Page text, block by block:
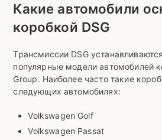
Какие автомобили
коробкой DSG
Трансмиссии DSG
популярные модели автомобилей
Group. Наиболее часто такие
следующих автомобилях:
Volkswagen Golf
Volkswagen Passat